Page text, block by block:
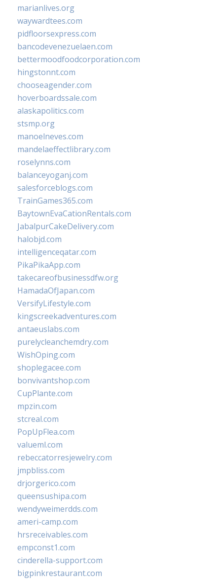
marianlives.org
waywardtees.com
pidfloorsexpress.com
bancodevenezuelaen.com
bettermoodfoodcorporation.com
hingstonnt.com
chooseagender.com
hoverboardssale.com
alaskapolitics.com
stsmp.org
manoelneves.com
mandelaeffectlibrary.com
roselynns.com
balanceyoganj.com
salesforceblogs.com
TrainGames365.com
BaytownEvaCationRentals.com
JabalpurCakeDelivery.com
halobjd.com
intelligenceqatar.com
PikaPikaApp.com
takecareofbusinessdfw.org
HamadaOfJapan.com
VersifyLifestyle.com
kingscreekadventures.com
antaeuslabs.com
purelycleanchemdry.com
WishOping.com
shoplegacee.com
bonvivantshop.com
CupPlante.com
mpzin.com
stcreal.com
PopUpFlea.com
valueml.com
rebeccatorresjewelry.com
jmpbliss.com
drjorgerico.com
queensushipa.com
wendyweimerdds.com
ameri-camp.com
hrsreceivables.com
empconst1.com
cinderella-support.com
bigpinkrestaurant.com